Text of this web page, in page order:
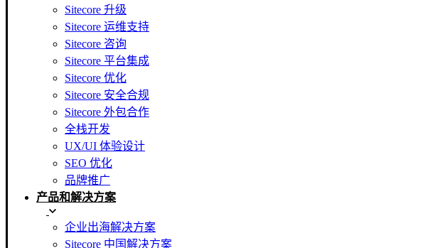
Sitecore 升级
Sitecore 运维支持
Sitecore 咨询
Sitecore 平台集成
Sitecore 优化
Sitecore 安全合规
Sitecore 外包合作
全栈开发
UX/UI 体验设计
SEO 优化
品牌推广
产品和解决方案
企业出海解决方案
Sitecore 中国解决方案